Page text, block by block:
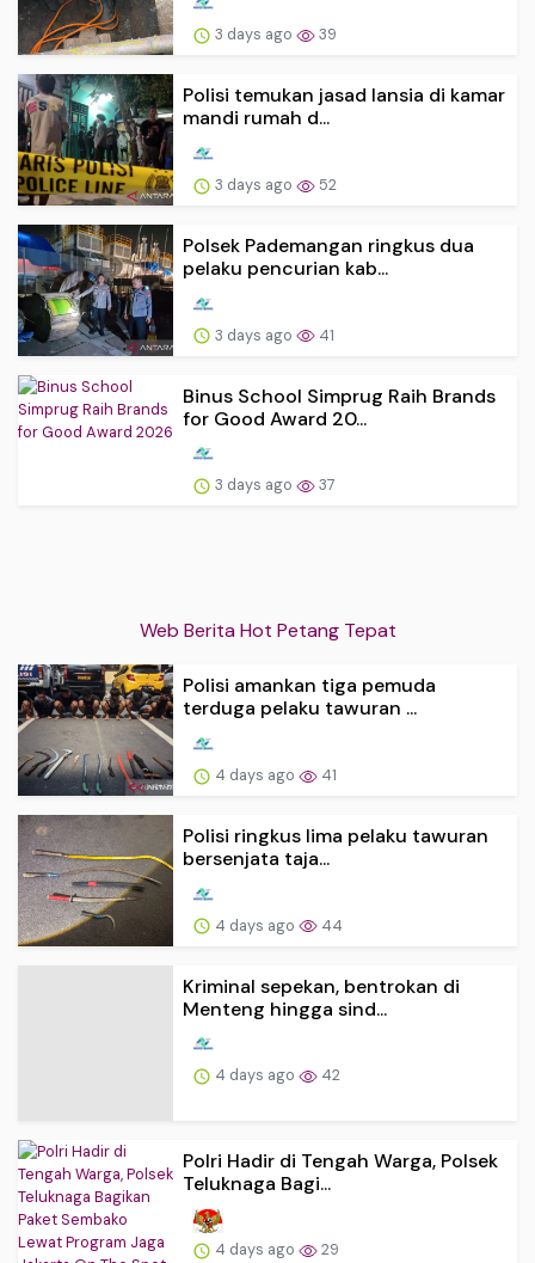
3 days ago 39
Polisi temukan jasad lansia di kamar
mandi rumah d...
3 days ago 52
Polsek Pademangan ringkus dua
pelaku pencurian kab...
3 days ago 41
Binus School Simprug Raih Brands
for Good Award 20...
3 days ago 37
Web Berita Hot Petang Tepat
Polisi amankan tiga pemuda
terduga pelaku tawuran ...
4 days ago 41
Polisi ringkus lima pelaku tawuran
bersenjata taja...
4 days ago 44
Kriminal sepekan, bentrokan di
Menteng hingga sind...
4 days ago 42
Polri Hadir di Tengah Warga, Polsek
Teluknaga Bagi...
4 days ago 29